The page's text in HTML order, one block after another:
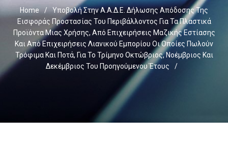
Home /
Υποβολή Στην Α.Α.Δ.Ε. Δήλωσης Απόδοσης Της
Εισφοράς Προστασίας Του Περιβάλλοντος Για Τα Πλαστικά
Προϊόντα Μιας Χρήσης, Από Επιχειρήσεις Μαζικής Εστίασης
Και Από Επιχειρήσεις Λιανικού Εμπορίου Οι Οποίες Πωλούν
Τρόφιμα Και Ποτά, Για Το Τρίμηνο Οκτώβριος, Νοέμβριος Και
Δεκέμβριος Του Προηγούμενου Έτους
/